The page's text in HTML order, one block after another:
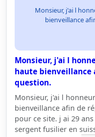
Monsieur, j'ai l
bienveillance
Monsieur, j'ai l
haute bienveillance
question.
Monsieur, j'ai l
bienveillance afin de
pour ce site. j ai 29
sergent fusilier en